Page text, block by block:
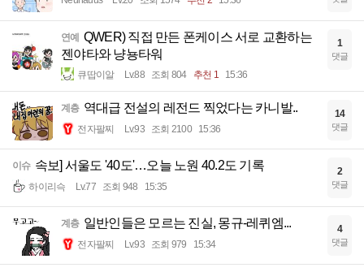
연예
QWER) 직접 만든 폰케이스 서로 교환하는
젠야타와 냥뇽타워
큐땁이알 Lv.88 조회 804 추천 1 15:36
1
댓글
계층 역대급 전설의 레전드 찍었다는 카니발..
전자팔찌 Lv.93 조회 2100 15:36
14
댓글
이슈 속보] 서울도 '40도'…오늘 노원 40.2도 기록
하이리슥 Lv.77 조회 948 15:35
2
댓글
계층 일반인들은 모르는 진실, 몽규-레퀴엠...
전자팔찌 Lv.93 조회 979 15:34
4
댓글